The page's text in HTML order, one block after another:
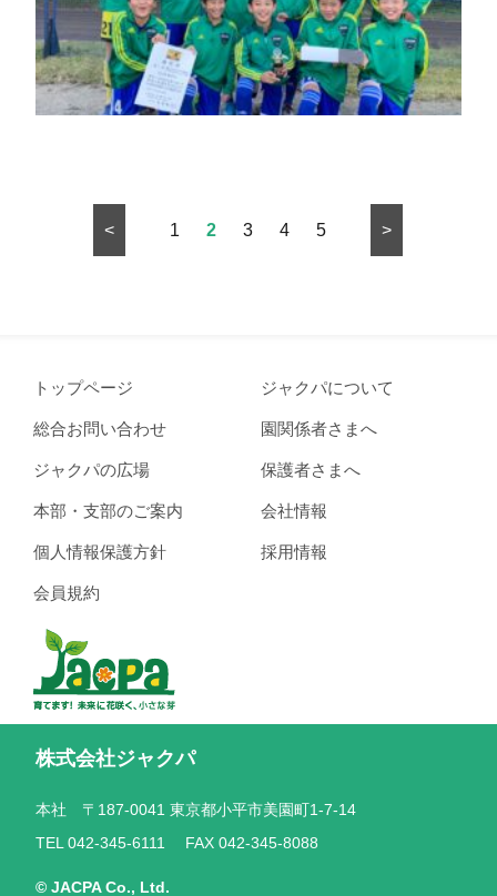
< 1 2 3 4 5 >
トップページ
総合お問い合わせ
ジャクパの広場
本部・支部のご案内
個人情報保護方針
会員規約
ジャクパについて
園関係者さまへ
保護者さまへ
会社情報
採用情報
株式会社ジャクパ
本社 〒187-0041 東京都小平市美園町1-7-14
TEL 042-345-6111 FAX 042-345-8088
© JACPA Co., Ltd.